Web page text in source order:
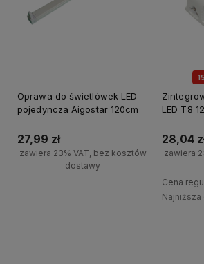
Oprawa do świetlówek LED
pojedyncza Aigostar 120cm
27,99 zł
zawiera 23% VAT, bez kosztów
dostawy
LED T8
28,04
zawiera
Cena
Najniższa